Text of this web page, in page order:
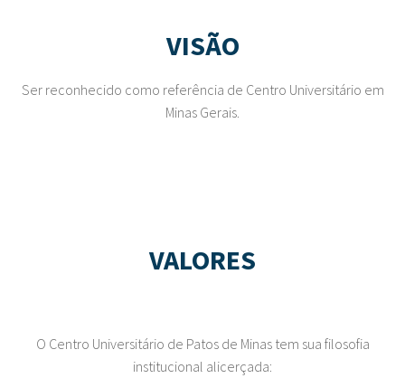
VISÃO
Ser reconhecido como referência de Centro Universitário em
Minas Gerais.
VALORES
O Centro Universitário de Patos de Minas tem sua filosofia
institucional alicerçada: